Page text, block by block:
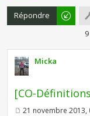
Répondre
Micka
[CO-
21 novembre 2013,